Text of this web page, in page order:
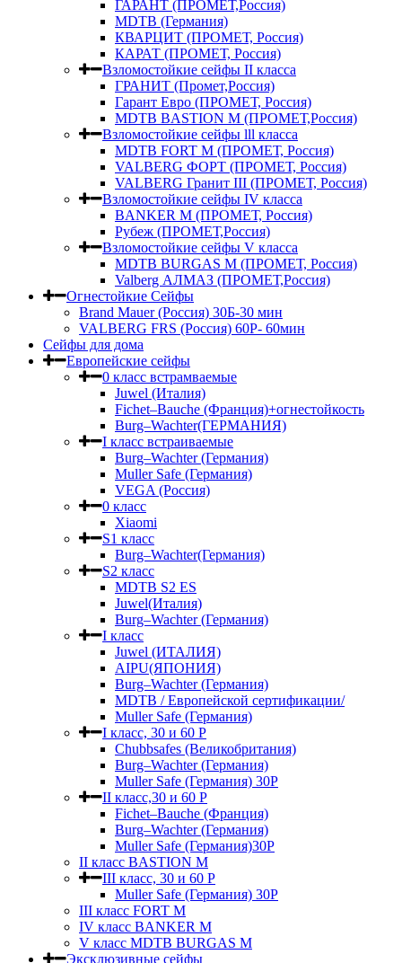
ГАРАНТ (ПРОМЕТ,Россия)
MDTB (Германия)
КВАРЦИТ (ПРОМЕТ, Россия)
КАРАТ (ПРОМЕТ, Россия)
Взломостойкие сейфы II класса
ГРАНИТ (Промет,Россия)
Гарант Евро (ПРОМЕТ, Россия)
MDTB BASTION M (ПРОМЕТ,Россия)
Взломостойкие сейфы lll класса
MDTB FORT M (ПРОМЕТ, Россия)
VALBERG ФОРТ (ПРОМЕТ, Россия)
VALBERG Гранит III (ПРОМЕТ, Россия)
Взломостойкие сейфы IV класса
BANKER M (ПРОМЕТ, Россия)
Рубеж (ПРОМЕТ,Россия)
Взломостойкие сейфы V класса
MDTB BURGAS M (ПРОМЕТ, Россия)
Valberg АЛМАЗ (ПРОМЕТ,Россия)
Огнестойкие Сейфы
Brand Mauer (Россия) 30Б-30 мин
VALBERG FRS (Россия) 60Р- 60мин
Сейфы для дома
Европейские сейфы
0 класс встрамваемые
Juwel (Италия)
Fichet–Bauche (Франция)+огнестойкость
Burg–Wachter(ГЕРМАНИЯ)
I класс встраиваемые
Burg–Wachter (Германия)
Muller Safe (Германия)
VEGA (Россия)
0 класс
Xiaomi
S1 класс
Burg–Wachter(Германия)
S2 класс
MDTB S2 ES
Juwel(Италия)
Burg–Wachter (Германия)
I класс
Juwel (ИТАЛИЯ)
AIPU(ЯПОНИЯ)
Burg–Wachter (Германия)
MDTB / Европейской сертификации/
Muller Safe (Германия)
I класс, 30 и 60 P
Chubbsafes (Великобритания)
Burg–Wachter (Германия)
Muller Safe (Германия) 30Р
II класс,30 и 60 P
Fichet–Bauche (Франция)
Burg–Wachter (Германия)
Muller Safe (Германия)30P
II класс BASTION M
III класс, 30 и 60 P
Muller Safe (Германия) 30Р
III класс FORT M
IV класс BANKER M
V класс МDTB BURGAS M
Эксклюзивные сейфы